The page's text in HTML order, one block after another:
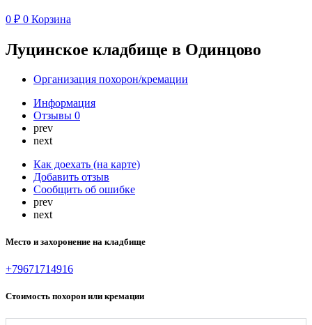
0 ₽ 0 Корзина
Луцинское кладбище в Одинцово
Организация похорон/кремации
Информация
Отзывы 0
prev
next
Как доехать (на карте)
Добавить отзыв
Сообщить об ошибке
prev
next
Место и захоронение на кладбище
+79671714916
Стоимость похорон или кремации